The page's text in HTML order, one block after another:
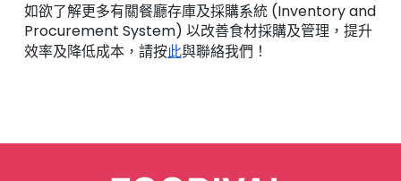
如欲了解更多有關餐廳存庫及採購系統 (Inventory and
Procurement System) 以改善食材採購及管理，提升
效率及降低成本，請按此與聯絡我們！